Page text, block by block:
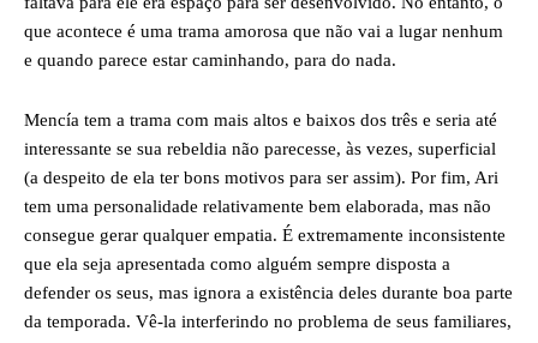
que acontece é uma trama amorosa que não vai a lugar nenhum
e quando parece estar caminhando, para do nada.
Mencía tem a trama com mais altos e baixos dos três e seria até
interessante se sua rebeldia não parecesse, às vezes, superficial
(a despeito de ela ter bons motivos para ser assim). Por fim, Ari
tem uma personalidade relativamente bem elaborada, mas não
consegue gerar qualquer empatia. É extremamente inconsistente
que ela seja apresentada como alguém sempre disposta a
defender os seus, mas ignora a existência deles durante boa parte
da temporada. Vê-la interferindo no problema de seus familiares,